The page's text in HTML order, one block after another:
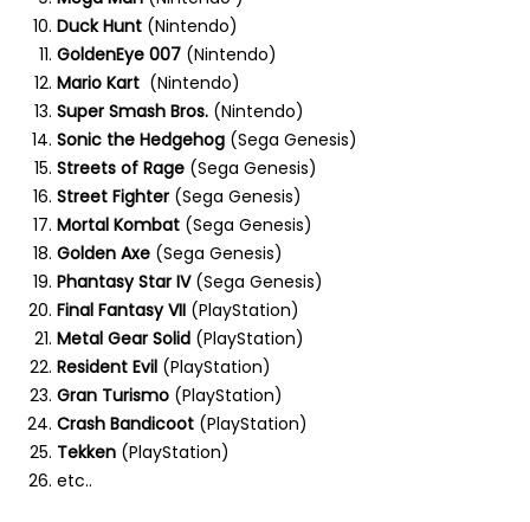
Duck Hunt (Nintendo)
GoldenEye 007 (Nintendo)
Mario Kart (Nintendo)
Super Smash Bros. (Nintendo)
Sonic the Hedgehog (Sega Genesis)
Streets of Rage (Sega Genesis)
Street Fighter(Sega Genesis)
Mortal Kombat (Sega Genesis)
Golden Axe (Sega Genesis)
Phantasy Star IV(Sega Genesis)
Final Fantasy VII (PlayStation)
Metal Gear Solid (PlayStation)
Resident Evil (PlayStation)
Gran Turismo (PlayStation)
Crash Bandicoot (PlayStation)
Tekken (PlayStation)
etc..